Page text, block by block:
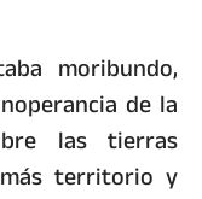
moribundo,
de la
las tierras
territorio y